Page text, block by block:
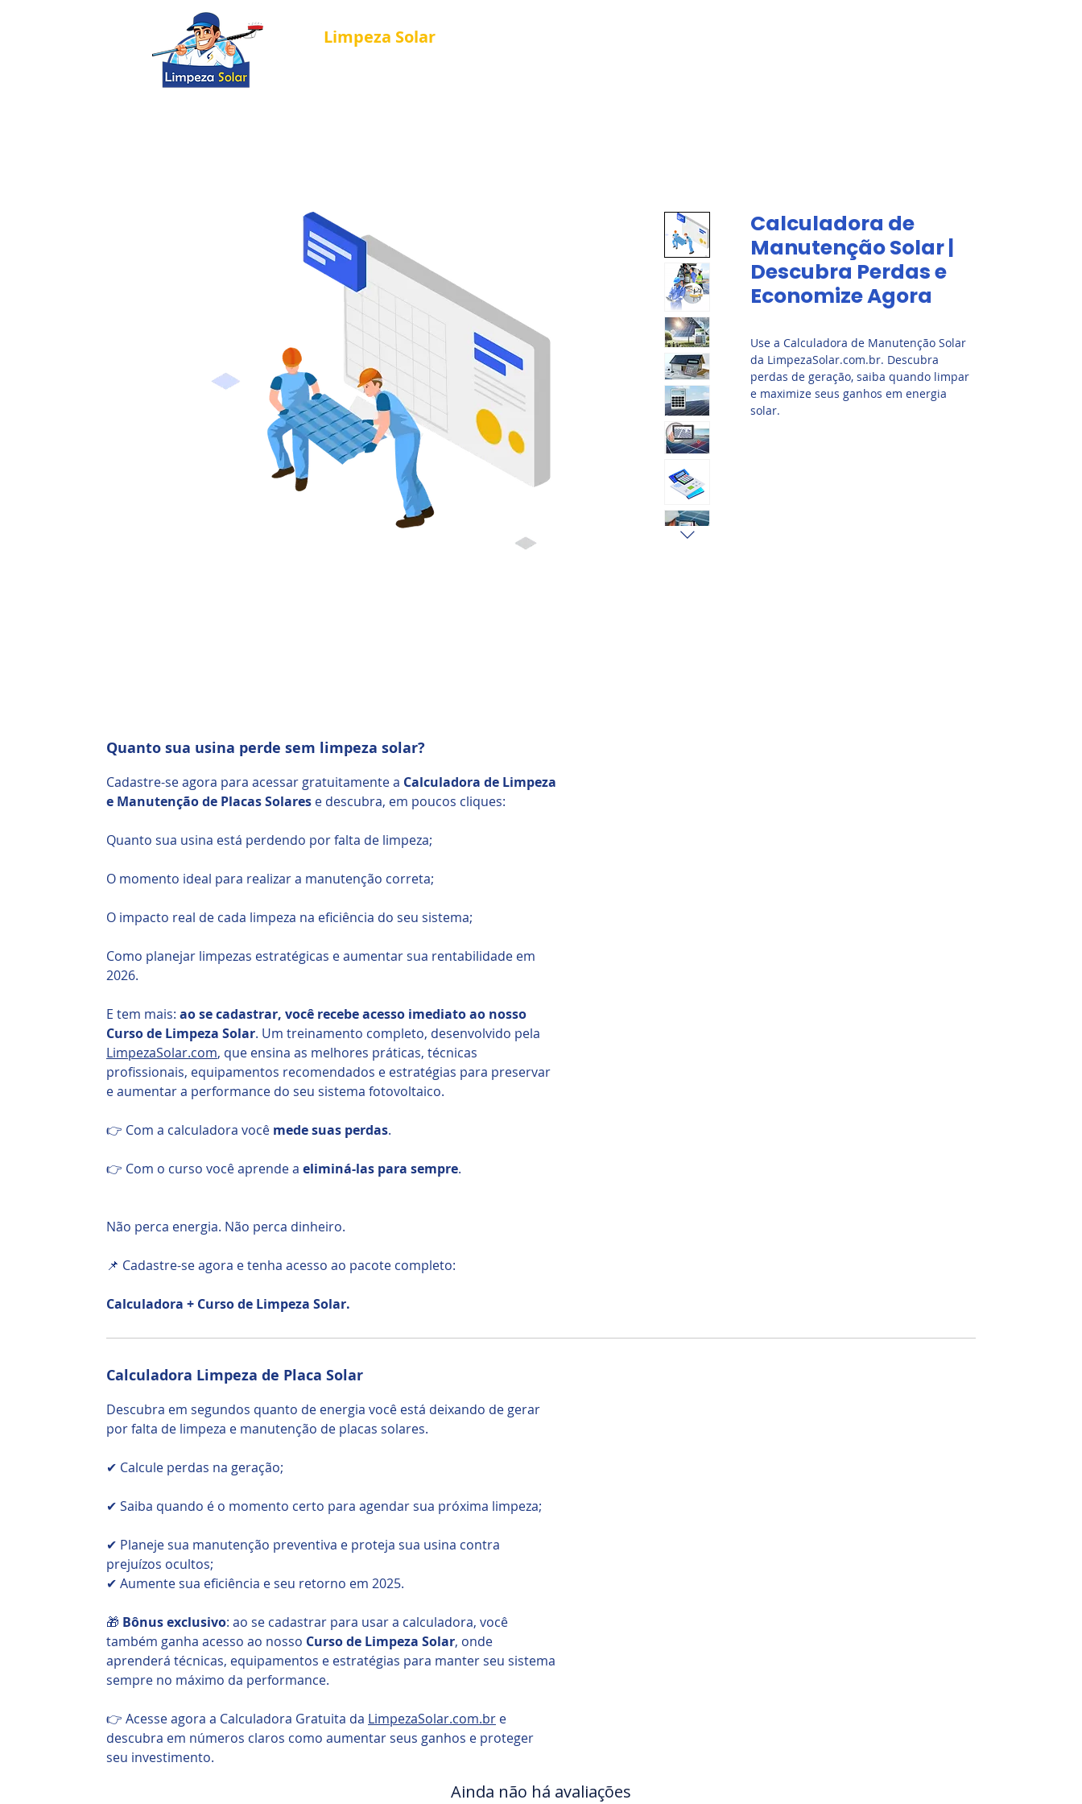
Limpeza Solar
Calculadora de
Manutenção Solar |
Descubra Perdas e
Economize Agora
Use a Calculadora de Manutenção Solar
da LimpezaSolar.com.br. Descubra
perdas de geração, saiba quando limpar
e maximize seus ganhos em energia
solar.
Quanto sua usina perde sem limpeza solar?
Cadastre-se agora para acessar gratuitamente a Calculadora de Limpeza
e Manutenção de Placas Solares e descubra, em poucos cliques:
Quanto sua usina está perdendo por falta de limpeza;
O momento ideal para realizar a manutenção correta;
O impacto real de cada limpeza na eficiência do seu sistema;
Como planejar limpezas estratégicas e aumentar sua rentabilidade em
2026.
E tem mais: ao se cadastrar, você recebe acesso imediato ao nosso
Curso de Limpeza Solar. Um treinamento completo, desenvolvido pela
LimpezaSolar.com, que ensina as melhores práticas, técnicas
profissionais, equipamentos recomendados e estratégias para preservar
e aumentar a performance do seu sistema fotovoltaico.
👉 Com a calculadora você mede suas perdas.
👉 Com o curso você aprende a eliminá-las para sempre.
Não perca energia. Não perca dinheiro.
📌 Cadastre-se agora e tenha acesso ao pacote completo:
Calculadora + Curso de Limpeza Solar.
Calculadora Limpeza de Placa Solar
Descubra em segundos quanto de energia você está deixando de gerar
por falta de limpeza e manutenção de placas solares.
✔ Calcule perdas na geração;
✔ Saiba quando é o momento certo para agendar sua próxima limpeza;
✔ Planeje sua manutenção preventiva e proteja sua usina contra
prejuízos ocultos;
✔ Aumente sua eficiência e seu retorno em 2025.
🎁 Bônus exclusivo: ao se cadastrar para usar a calculadora, você
também ganha acesso ao nosso Curso de Limpeza Solar, onde
aprenderá técnicas, equipamentos e estratégias para manter seu sistema
sempre no máximo da performance.
👉 Acesse agora a Calculadora Gratuita da LimpezaSolar.com.br e
descubra em números claros como aumentar seus ganhos e proteger
seu investimento.
Ainda não há avaliações